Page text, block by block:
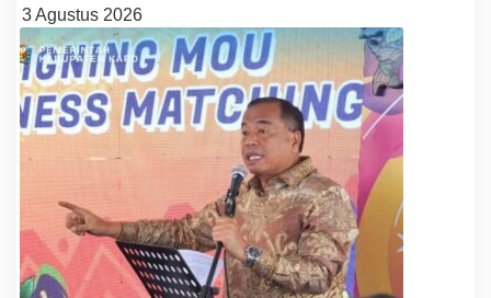
3 Agustus 2026